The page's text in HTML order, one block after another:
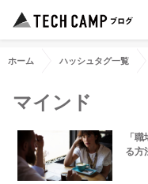
ホーム ハッシュタグ一覧
マインド
「
る方